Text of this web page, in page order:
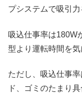
プシステムで吸引
吸込仕事率は180W
型より運転時間を気
ただし、吸込仕事
ド、ゴミのたまり